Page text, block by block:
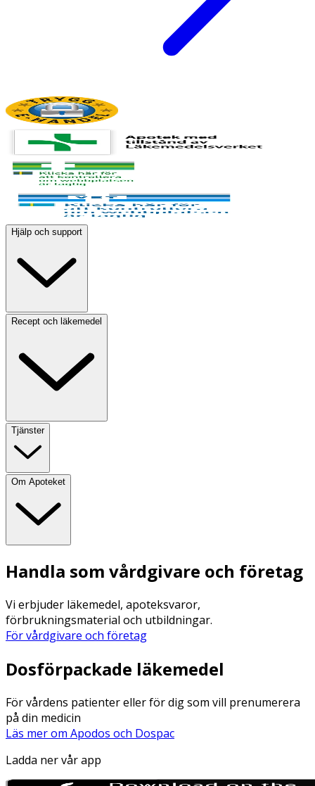
Hjälp och support
Recept och läkemedel
Tjänster
Om Apoteket
Handla som vårdgivare och företag
Vi erbjuder läkemedel, apoteksvaror,
förbrukningsmaterial och utbildningar.
För vårdgivare och företag
Dosförpackade läkemedel
För vårdens patienter eller för dig som vill prenumerera
på din medicin
Läs mer om Apodos och Dospac
Ladda ner vår app